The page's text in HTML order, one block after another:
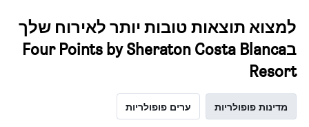
למצוא תוצאות טובות יותר לאירוח שלך
בFour Points by Sheraton Costa Blanca
Resort
מדינות פופולריות ערים פופולריות